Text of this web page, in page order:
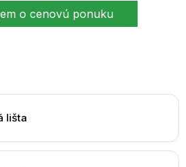
o cenovú ponuku
lišta